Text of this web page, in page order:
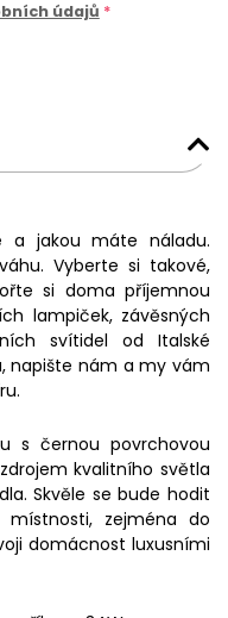
údajů *
a jakou máte náladu.
Vyberte si takové,
si doma příjemnou
lampiček, závěsných
svítidel od Italské
napište nám a my vám
s černou povrchovou
kvalitního světla
Skvěle se bude hodit
místnosti, zejména do
domácnost luxusními